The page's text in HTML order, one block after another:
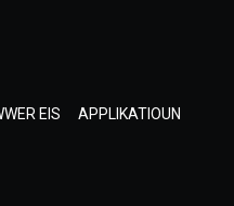
EIS
APPLIKATIOUN